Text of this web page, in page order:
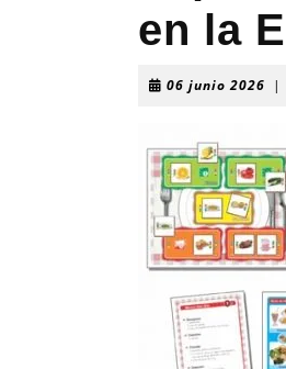
en la
06 junio 2026 06|